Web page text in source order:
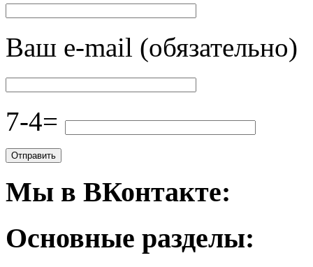
Ваш e-mail (обязательно)
7-4=
Мы в ВКонтакте:
Основные разделы: